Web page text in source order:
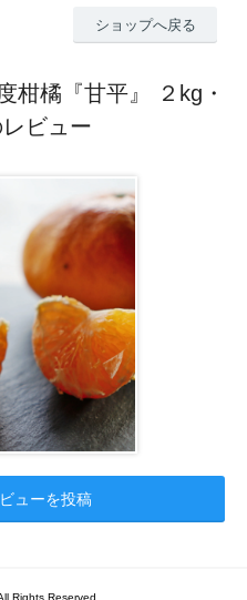
ショップへ戻る
柑橘『甘平』 ２kg・
ビュー
ューを投稿
Rights Reserved.